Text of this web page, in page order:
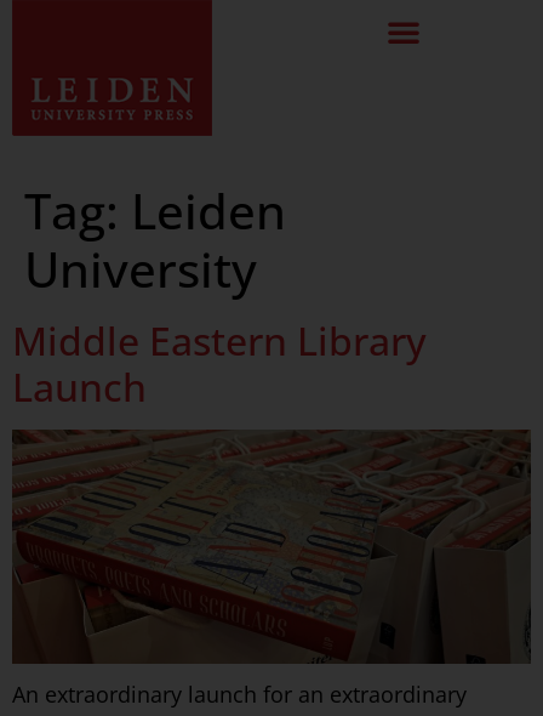
Tag: Leiden
University
Middle Eastern Library
Launch
An extraordinary launch for an extraordinary